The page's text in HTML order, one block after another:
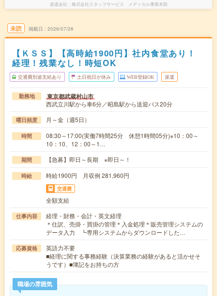
派遣会社 株式会社スタッフサービス メディカル事業本部
未読 掲載日 2026/07/26
【ＫＳＳ】【高時給1900円】社内食堂あり！
経理！残業なし！時短OK
交通費別途支給あり 土日祝日が休み WEB登録OK 派遣
勤務地 東京都武蔵村山市
西武立川駅から車6分／昭島駅から送迎バス20分
曜日頻度 月～金（週5日）
時間
08:30～17:00(実働7時間25分 休憩1時間05分)※10：00～
10：10、12：00～1…
期間 【急募】即日～長期 ※即日～！
時給 時給1900円 月収例 281,960円
交通費
全額支給
仕事内容
経理・財務・会計・英文経理
＊仕訳、売掛・買掛の管理＊入金処理＊販売管理システムの
データ入力 ┗専用システムからダウンロードした…
応募資格
英語力不要
■経理に関する事務経験（決算業務の経験があると活かせそ
うです）■簿記をお持ちの方
職場の雰囲気